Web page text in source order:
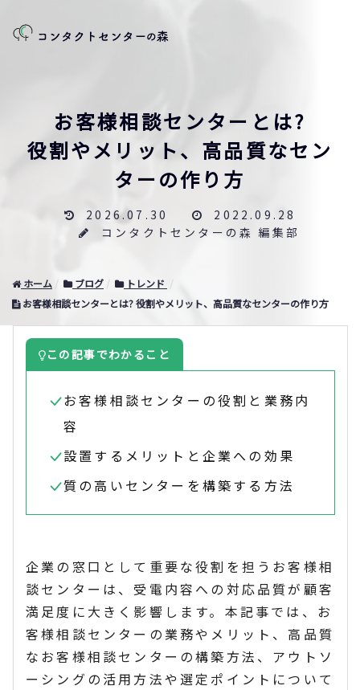
お客様相談センターとは?
役割やメリット、高品質なセン
ターの作り方
2026.07.30
2022.09.28
コンタクトセンターの森 編集部
ホーム ブログ
トレンド
お客様相談センターとは? 役割やメリット、高品質なセンターの作り方
この記事でわかること
お客様相談センターの役割と業務内
容
設置するメリットと企業への効果
質の高いセンターを構築する方法
企業の窓口として重要な役割を担うお客様相
談センターは、受電内容への対応品質が顧客
満足度に大きく影響します。本記事では、お
客様相談センターの業務やメリット、高品質
なお客様相談センターの構築方法、アウトソ
ーシングの活用方法や選定ポイントについて